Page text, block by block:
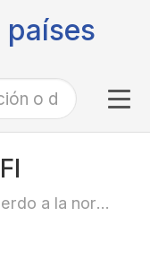
países
Abreviaciones de país de acuerdo a la norma ISO-3166 alfa-2